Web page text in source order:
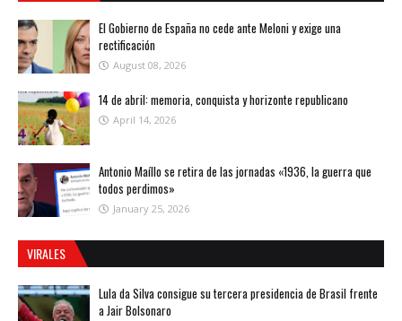
El Gobierno de España no cede ante Meloni y exige una
rectificación
August 08, 2026
14 de abril: memoria, conquista y horizonte republicano
April 14, 2026
Antonio Maíllo se retira de las jornadas «1936, la guerra que
todos perdimos»
January 25, 2026
VIRALES
Lula da Silva consigue su tercera presidencia de Brasil frente
a Jair Bolsonaro